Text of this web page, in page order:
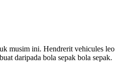
musim ini. Hendrerit vehicules leo
daripada bola sepak bola sepak.